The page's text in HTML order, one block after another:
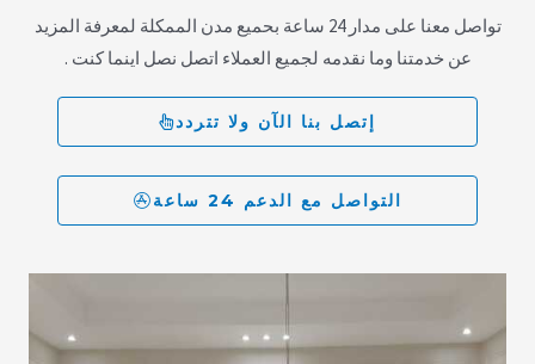
تواصل معنا على مدار 24 ساعة بحميع مدن الممكلة لمعرفة المزيد
عن خدمتنا وما نقدمه لجميع العملاء اتصل نصل اينما كنت .
إتصل بنا الآن ولا تتردد
التواصل مع الدعم 24 ساعة